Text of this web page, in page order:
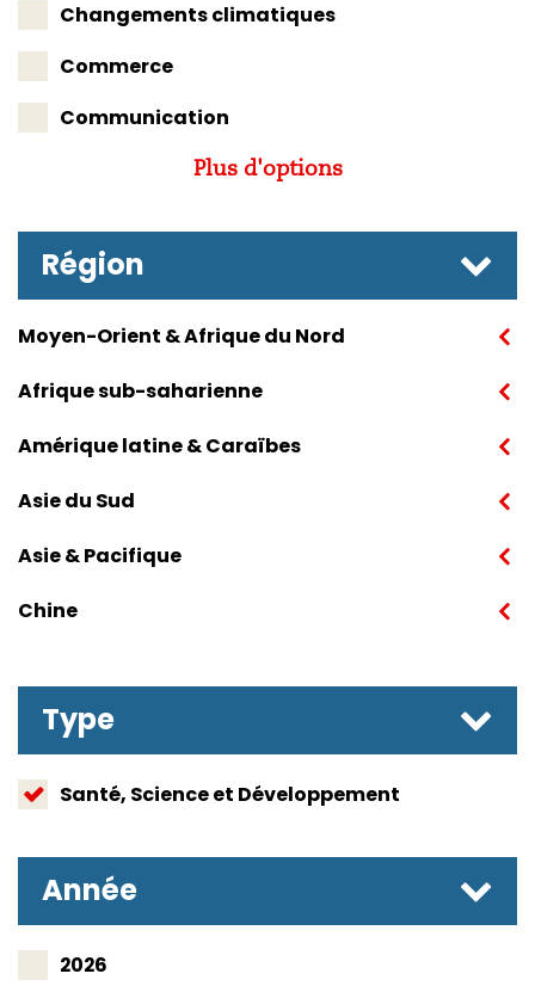
Changements climatiques
Commerce
Communication
Plus d'options
Région
Moyen-Orient & Afrique du Nord
Afrique sub-saharienne
Amérique latine & Caraïbes
Asie du Sud
Asie & Pacifique
Chine
Type
Santé, Science et Développement
Année
2026